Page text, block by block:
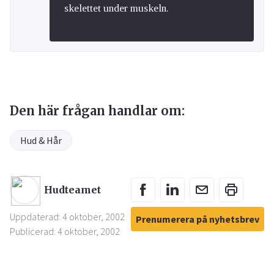
skelettet under muskeln.
Den här frågan handlar om:
Hud & Hår
Hudteamet
Uppdaterad: 4 oktober, 2002
Publicerad: 4 oktober, 2002
Prenumerera på nyhetsbrev